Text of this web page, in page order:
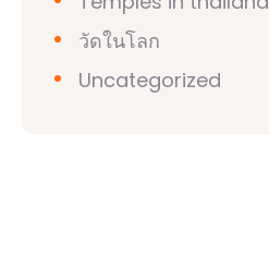
วัดในโลก
Uncategorized